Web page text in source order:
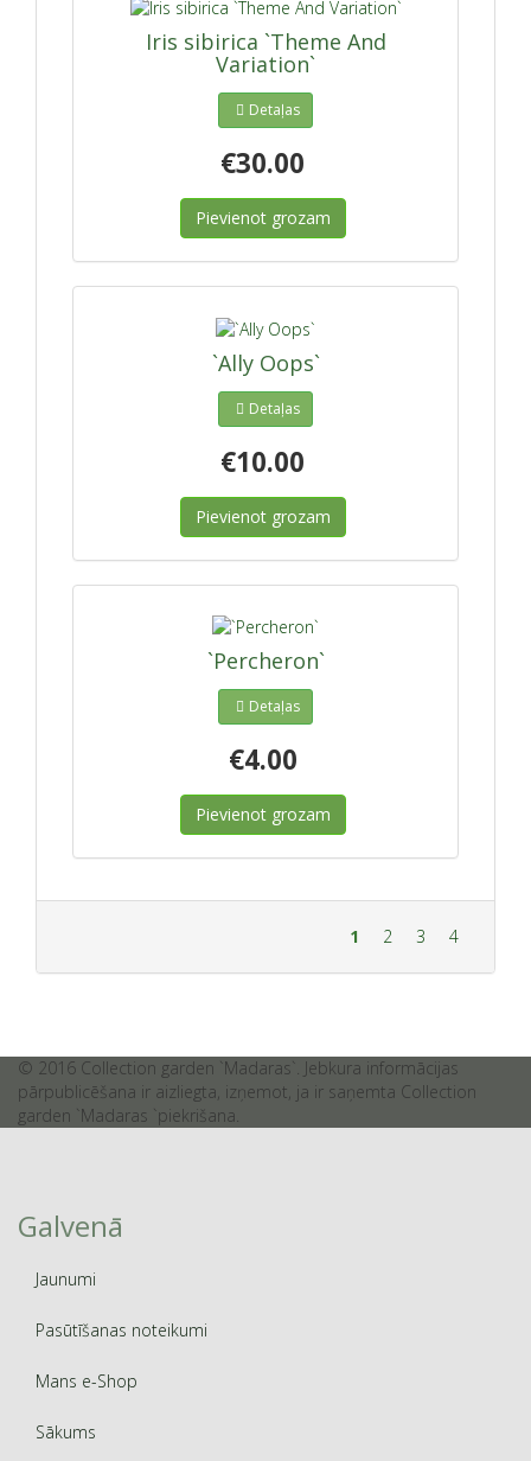
Iris sibirica `Theme And
Variation`
Detaļas
€30.00
Pievienot grozam
`Ally Oops`
Detaļas
€10.00
Pievienot grozam
`Percheron`
Detaļas
€4.00
Pievienot grozam
1 2 3 4
© 2016 Collection garden `Madaras`. Jebkura informācijas
pārpublicēšana ir aizliegta, izņemot, ja ir saņemta Collection
garden `Madaras `piekrišana.
Galvenā
Jaunumi
Pasūtīšanas noteikumi
Mans e-Shop
Sākums